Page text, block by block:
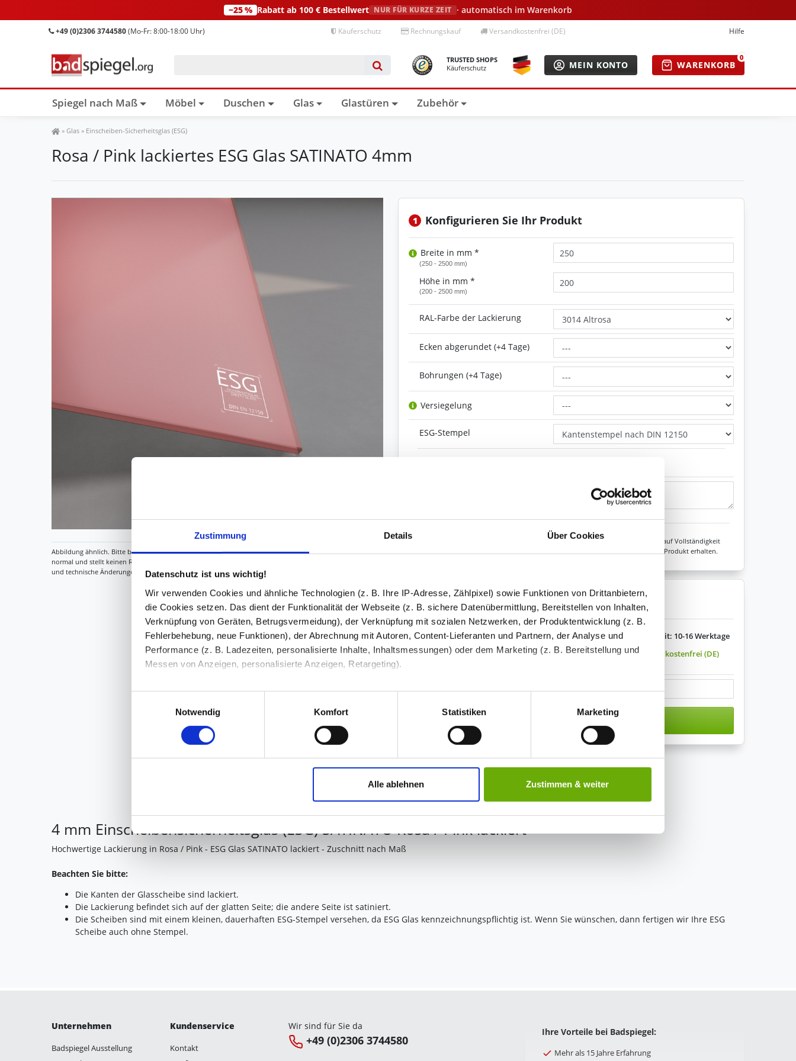
Zustimmung Details Über Cookies
Datenschutz ist uns wichtig!
Wir verwenden Cookies und ähnliche Technologien (z. B. Ihre IP-Adresse, Zählpixel) sowie Funktionen von Drittanbietern,
die Cookies setzen. Das dient der Funktionalität der Webseite (z. B. sichere Datenübermittlung, Bereitstellen von Inhalten,
Verknüpfung von Geräten, Betrugsvermeidung), der Verknüpfung mit sozialen Netzwerken, der Produktentwicklung (z. B.
Fehlerbehebung, neue Funktionen), der Abrechnung mit Autoren, Content-Lieferanten und Partnern, der Analyse und
Performance (z. B. Ladezeiten, personalisierte Inhalte, Inhaltsmessungen) oder dem Marketing (z. B. Bereitstellung und
Messen von Anzeigen, personalisierte Anzeigen, Retargeting).
Die Einzelheiten können Sie unter Datenschutz nachlesen. Über den Link "Cookies" am Seitenende können Sie mehr über
die eingesetzten Technologien und Partner erfahren und die von Ihnen gewünschten Einstellungen vornehmen.
Indem Sie auf den Button "Zustimmen" klicken, willigen Sie in die Verarbeitung Ihrer personenbezogenen Daten zu den
Impressum|Datenschutz
Notwendig
Komfort Statistiken Marketing
Alle ablehnen Zustimmen & weiter
−25 % Rabatt ab 100 € Bestellwert NUR FÜR KURZE ZEIT · automatisch im Warenkorb
+49 (0)2306 3744580(Mo-Fr: 8:00-18:00 Uhr) Käuferschutz Rechnungskauf Versandkostenfrei (DE) Hilfe
TRUSTED SHOPS
Käuferschutz
MEIN KONTO WARENKORB
0
Spiegel nach Maß Möbel Duschen Glas Glastüren Zubehör
Spiegel Shop
» Glas » Einscheiben-Sicherheitsglas (ESG)
Rosa / Pink lackiertes ESG Glas SATINATO 4mm
1 Konfigurieren Sie Ihr Produkt
Breite in mm *
(250 - 2500 mm)
Höhe in mm *
(200 - 2500 mm)
RAL-Farbe der Lackierung
Ecken abgerundet (+4 Tage)
Bohrungen (+4 Tage)
Versiegelung
ESG-Stempel
Unsere Experten prüfen jede Konfiguration auf Vollständigkeit
und Kompatibilität. So können Sie sich sicher sein, dass Sie immer ein fehlerfreies Produkt erhalten.
2 Produkt in den Warenkorb legen
76,69 €
Preis inkl. MwSt
Lieferzeit: 10-16 Werktage
Versandkostenfrei (DE)
Anzahl / Menge
In den Warenkorb
4 mm Einscheibensicherheitsglas (ESG) SATINATO Rosa / Pink lackiert
Hochwertige Lackierung in Rosa / Pink - ESG Glas SATINATO lackiert - Zuschnitt nach Maß
Beachten Sie bitte:
Die Kanten der Glasscheibe sind lackiert.
Die Lackierung befindet sich auf der glatten Seite; die andere Seite ist satiniert.
Die Scheiben sind mit einem kleinen, dauerhaften ESG-Stempel versehen, da ESG Glas kennzeichnungspflichtig ist. Wenn Sie wünschen, dann fertigen wir Ihre ESG
Scheibe auch ohne Stempel.
Unternehmen
Badspiegel Ausstellung
Kundenservice
Kontakt
Wir sind für Sie da
+49 (0)2306 3744580
Ihre Vorteile bei Badspiegel:
Mehr als 15 Jahre Erfahrung